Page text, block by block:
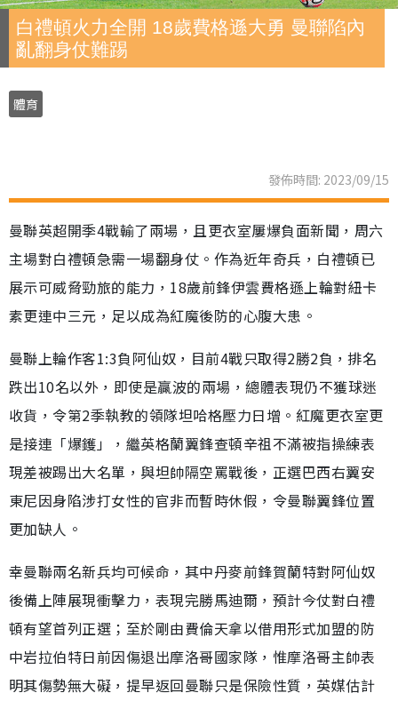
白禮頓火力全開 18歲費格遜大勇 曼聯陷內
亂翻身仗難踢
體育
發佈時間: 2023/09/15
曼聯英超開季4戰輸了兩場，且更衣室屢爆負面新聞，周六
主場對白禮頓急需一場翻身仗。作為近年奇兵，白禮頓已
展示可威脅勁旅的能力，18歲前鋒伊雲費格遜上輪對紐卡
素更連中三元，足以成為紅魔後防的心腹大患。
曼聯上輪作客1:3負阿仙奴，目前4戰只取得2勝2負，排名
跌出10名以外，即使是贏波的兩場，總體表現仍不獲球迷
收貨，令第2季執教的領隊坦哈格壓力日增。紅魔更衣室更
是接連「爆鑊」，繼英格蘭翼鋒查頓辛祖不滿被指操練表
現差被踢出大名單，與坦帥隔空罵戰後，正選巴西右翼安
東尼因身陷涉打女性的官非而暫時休假，令曼聯翼鋒位置
更加缺人。
幸曼聯兩名新兵均可候命，其中丹麥前鋒賀蘭特對阿仙奴
後備上陣展現衝擊力，表現完勝馬迪爾，預計今仗對白禮
頓有望首列正選；至於剛由費倫天拿以借用形式加盟的防
中岩拉伯特日前因傷退出摩洛哥國家隊，惟摩洛哥主帥表
明其傷勢無大礙，提早返回曼聯只是保險性質，英媒估計